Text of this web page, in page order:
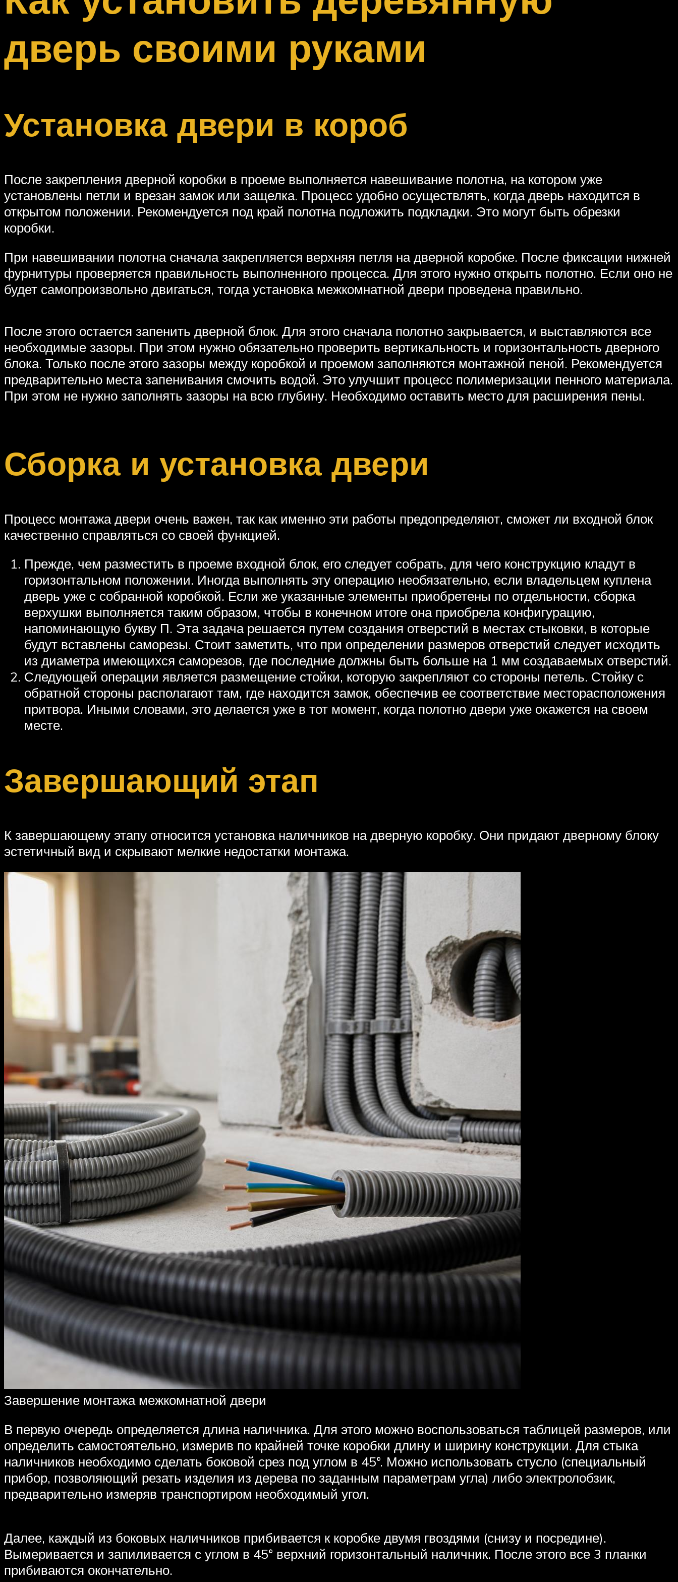
дверь своими руками
Установка двери в короб
После закрепления дверной коробки в проеме выполняется навешивание полотна, на котором уже
установлены петли и врезан замок или защелка. Процесс удобно осуществлять, когда дверь находится в
открытом положении. Рекомендуется под край полотна подложить подкладки. Это могут быть обрезки
коробки.
При навешивании полотна сначала закрепляется верхняя петля на дверной коробке. После фиксации нижней
фурнитуры проверяется правильность выполненного процесса. Для этого нужно открыть полотно. Если оно не
будет самопроизвольно двигаться, тогда установка межкомнатной двери проведена правильно.
После этого остается запенить дверной блок. Для этого сначала полотно закрывается, и выставляются все
необходимые зазоры. При этом нужно обязательно проверить вертикальность и горизонтальность дверного
блока. Только после этого зазоры между коробкой и проемом заполняются монтажной пеной. Рекомендуется
предварительно места запенивания смочить водой. Это улучшит процесс полимеризации пенного материала.
При этом не нужно заполнять зазоры на всю глубину. Необходимо оставить место для расширения пены.
Сборка и установка двери
Процесс монтажа двери очень важен, так как именно эти работы предопределяют, сможет ли входной блок
качественно справляться со своей функцией.
Прежде, чем разместить в проеме входной блок, его следует собрать, для чего конструкцию кладут в
горизонтальном положении. Иногда выполнять эту операцию необязательно, если владельцем куплена
дверь уже с собранной коробкой. Если же указанные элементы приобретены по отдельности, сборка
верхушки выполняется таким образом, чтобы в конечном итоге она приобрела конфигурацию,
напоминающую букву П. Эта задача решается путем создания отверстий в местах стыковки, в которые
будут вставлены саморезы. Стоит заметить, что при определении размеров отверстий следует исходить
из диаметра имеющихся саморезов, где последние должны быть больше на 1 мм создаваемых отверстий.
Следующей операции является размещение стойки, которую закрепляют со стороны петель. Стойку с
обратной стороны располагают там, где находится замок, обеспечив ее соответствие месторасположения
притвора. Иными словами, это делается уже в тот момент, когда полотно двери уже окажется на своем
месте.
Завершающий этап
К завершающему этапу относится установка наличников на дверную коробку. Они придают дверному блоку
эстетичный вид и скрывают мелкие недостатки монтажа.
Завершение монтажа межкомнатной двери
В первую очередь определяется длина наличника. Для этого можно воспользоваться таблицей размеров, или
определить самостоятельно, измерив по крайней точке коробки длину и ширину конструкции. Для стыка
наличников необходимо сделать боковой срез под углом в 45°. Можно использовать стусло (специальный
прибор, позволяющий резать изделия из дерева по заданным параметрам угла) либо электролобзик,
предварительно измеряв транспортиром необходимый угол.
Далее, каждый из боковых наличников прибивается к коробке двумя гвоздями (снизу и посредине).
Вымеривается и запиливается с углом в 45° верхний горизонтальный наличник. После этого все 3 планки
прибиваются окончательно.